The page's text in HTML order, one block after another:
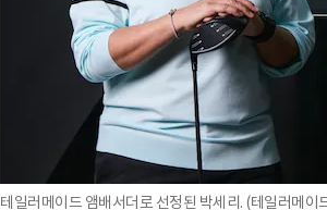
테일러메이드 앰배서더로 선정된 박세리. (테일러메이